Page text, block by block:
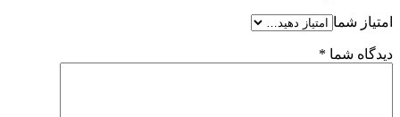
امتیاز شما
دیدگاه شما *